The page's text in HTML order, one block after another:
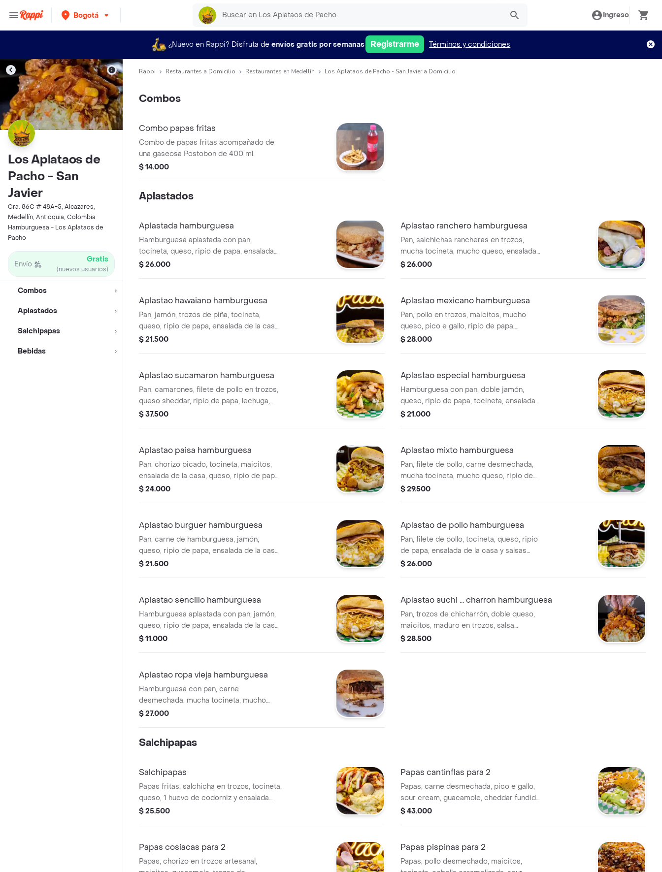
Bogotá Ingreso
¿Nuevo en Rappi? Disfruta de envíos gratis por semanas Registrarme Términos y condiciones
Los Aplataos de
Pacho - San
Javier
Cra. 86C # 48A-5, Alcazares,
Medellín, Antioquia, Colombia
Hamburguesa - Los Aplataos de
Pacho
Envío Gratis
(nuevos usuarios)
Combos
Aplastados
Salchipapas
Bebidas
Rappi Restaurantes a Domicilio Restaurantes en Medellín Los Aplataos de Pacho - San Javier a Domicilio
Combos
Combo papas fritas
Combo de papas fritas acompañado de
una gaseosa Postobon de 400 ml.
$ 14.000
Aplastados
Aplastada hamburguesa
Hamburguesa aplastada con pan,
tocineta, queso, ripio de papa, ensalada
de la casa y salsas caseras.
$ 26.000
Aplastao ranchero hamburguesa
Pan, salchichas rancheras en trozos,
mucha tocineta, mucho queso, ensalada
de la casa y salsas caseras.
$ 26.000
Aplastao hawaiano hamburguesa
Pan, jamón, trozos de piña, tocineta,
queso, ripio de papa, ensalada de la casa
y salsas caseras.
$ 21.500
Aplastao mexicano hamburguesa
Pan, pollo en trozos, maicitos, mucho
queso, pico e gallo, ripio de papa,
ensalada de la casa, salsa dulce picante,
$ 28.000
Aplastao sucamaron hamburguesa
Pan, camarones, filete de pollo en trozos,
queso sheddar, ripio de papa, lechuga,
pico e gallo y salsa especial en forma
$ 37.500
Aplastao especial hamburguesa
Hamburguesa con pan, doble jamón,
queso, ripio de papa, tocineta, ensalada
de la casa y salsas caseras.
$ 21.000
Aplastao paisa hamburguesa
Pan, chorizo picado, tocineta, maicitos,
ensalada de la casa, queso, ripio de papa
y salsas caseras.
$ 24.000
Aplastao mixto hamburguesa
Pan, filete de pollo, carne desmechada,
mucha tocineta, mucho queso, ripio de
papa, ensalada de la casa y salsas
$ 29.500
Aplastao burguer hamburguesa
Pan, carne de hamburguesa, jamón,
queso, ripio de papa, ensalada de la casa
y salsas caseras.
$ 21.500
Aplastao de pollo hamburguesa
Pan, filete de pollo, tocineta, queso, ripio
de papa, ensalada de la casa y salsas
caseras.
$ 26.000
Aplastao sencillo hamburguesa
Hamburguesa aplastada con pan, jamón,
queso, ripio de papa, ensalada de la casa
y salsas caseras.
$ 11.000
Aplastao suchi ... charron hamburguesa
Pan, trozos de chicharrón, doble queso,
maicitos, maduro en trozos, salsa
encebollada con limón, ripio de papa y
$ 28.500
Aplastao ropa vieja hamburguesa
Hamburguesa con pan, carne
desmechada, mucha tocineta, mucho
queso, ripio de papa, ensalada de la casa
$ 27.000
Salchipapas
Salchipapas
Papas fritas, salchicha en trozos, tocineta,
queso, 1 huevo de codorniz y ensalada
de la casa
$ 25.500
Papas cantinflas para 2
Papas, carne desmechada, pico e gallo,
sour cream, guacamole, cheddar fundido
y nachos alcanza para 2 personas.
$ 43.000
Papas cosiacas para 2
Papas, chorizo en trozos artesanal,
Papas pispinas para 2
Papas, pollo desmechado, maicitos,